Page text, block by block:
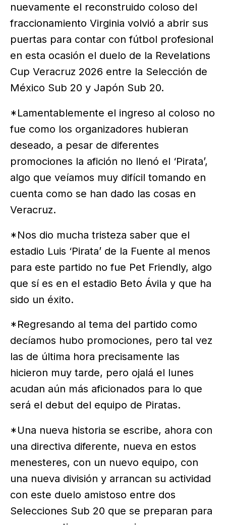
nuevamente el reconstruido coloso del
fraccionamiento Virginia volvió a abrir sus
puertas para contar con fútbol profesional
en esta ocasión el duelo de la Revelations
Cup Veracruz 2026 entre la Selección de
México Sub 20 y Japón Sub 20.
*Lamentablemente el ingreso al coloso no
fue como los organizadores hubieran
deseado, a pesar de diferentes
promociones la afición no llenó el ‘Pirata’,
algo que veíamos muy difícil tomando en
cuenta como se han dado las cosas en
Veracruz.
*Nos dio mucha tristeza saber que el
estadio Luis ‘Pirata’ de la Fuente al menos
para este partido no fue Pet Friendly, algo
que sí es en el estadio Beto Ávila y que ha
sido un éxito.
*Regresando al tema del partido como
decíamos hubo promociones, pero tal vez
las de última hora precisamente las
hicieron muy tarde, pero ojalá el lunes
acudan aún más aficionados para lo que
será el debut del equipo de Piratas.
*Una nueva historia se escribe, ahora con
una directiva diferente, nueva en estos
menesteres, con un nuevo equipo, con
una nueva división y arrancan su actividad
con este duelo amistoso entre dos
Selecciones Sub 20 que se preparan para